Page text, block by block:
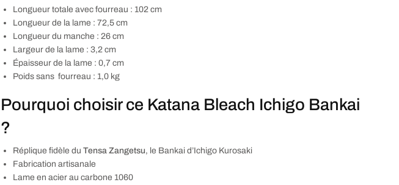
Longueur totale avec fourreau : 102 cm
Longueur de la lame : 72,5 cm
Longueur du manche : 26 cm
Largeur de la lame : 3,2 cm
Épaisseur de la lame : 0,7 cm
Poids sans fourreau : 1,0 kg
Pourquoi choisir ce Katana Bleach Ichigo Bankai
?
Réplique fidèle du Tensa Zangetsu, le Bankai d’Ichigo Kurosaki
Fabrication artisanale
Lame en acier au carbone 1060